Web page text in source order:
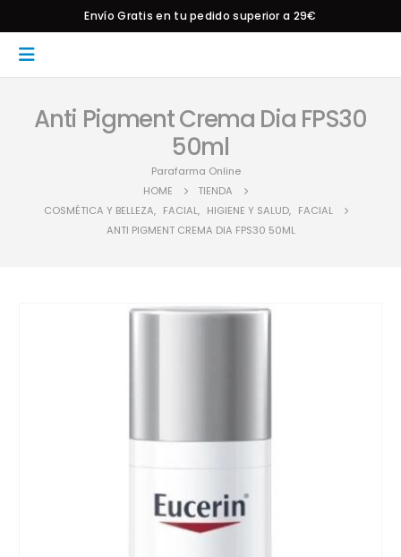
Envío Gratis en tu pedido superior a 29€
Anti Pigment Crema Dia FPS30
50ml
Parafarma Online
HOME
TIENDA
COSMÉTICA Y BELLEZA, FACIAL, HIGIENE Y SALUD, FACIAL
ANTI PIGMENT CREMA DIA FPS30 50ML